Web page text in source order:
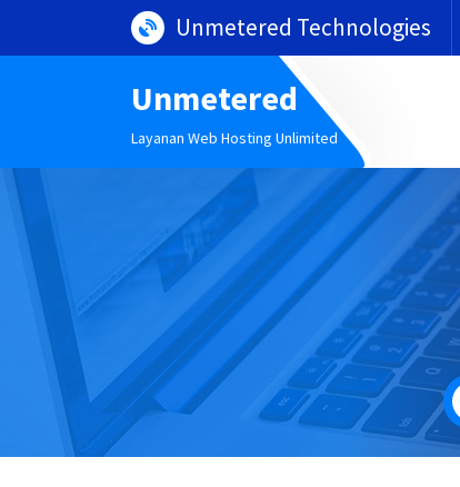
Unmetered Technologies
Unmetered
Layanan Web Hosting Unlimited